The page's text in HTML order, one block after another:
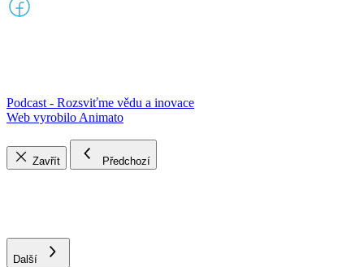
Podcast - Rozsviťme vědu a inovace
Web vyrobilo Animato
Zavřít Předchozí
Další